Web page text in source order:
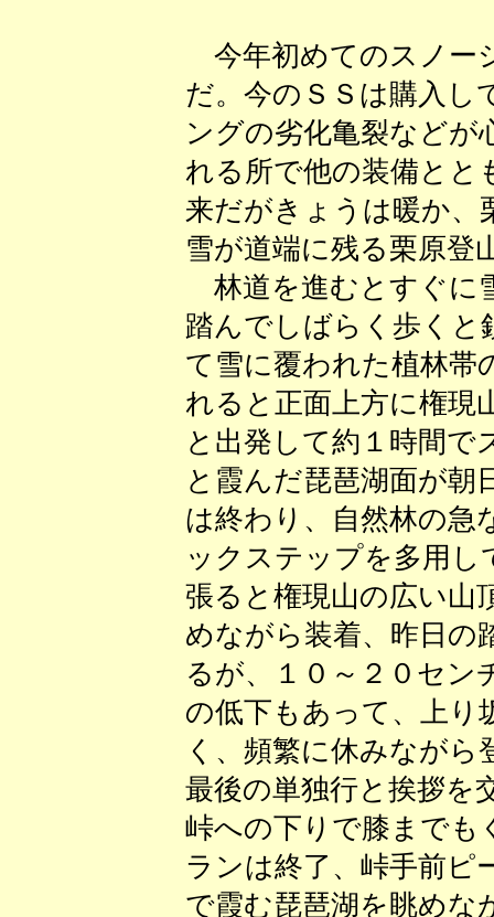
今年初めてのスノー
だ。今のＳＳは購入し
ングの劣化亀裂などが
れる所で他の装備とと
来だがきょうは暖か、
雪が道端に残る栗原登
林道を進むとすぐに
踏んでしばらく歩くと
て雪に覆われた植林帯
れると正面上方に権現
と出発して約１時間で
と霞んだ琵琶湖面が朝
は終わり、自然林の急
ックステップを多用し
張ると権現山の広い山
めながら装着、昨日の
るが、１０～２０セン
の低下もあって、上り
く、頻繁に休みなが
最後の単独行と挨拶を
峠への下りで膝まで
ランは終了、峠手前ピ
で霞む琵琶湖を眺めな